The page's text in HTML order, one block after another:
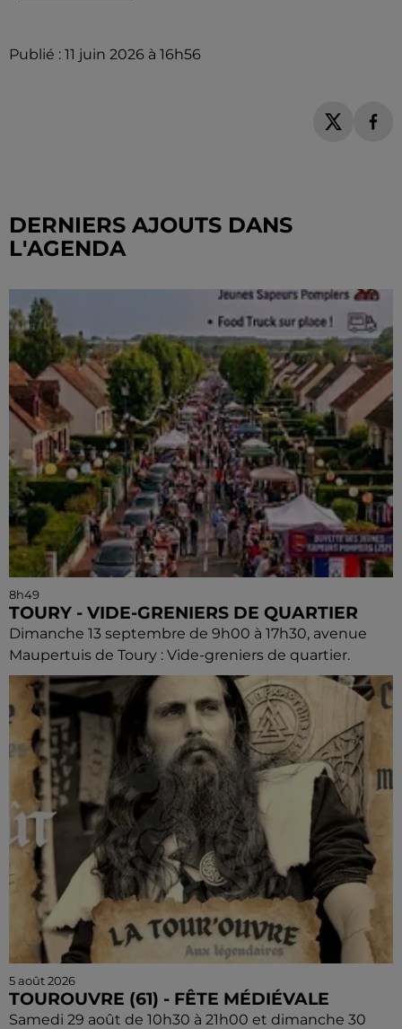
Publié : 11 juin 2026 à 16h56
DERNIERS AJOUTS DANS
L'AGENDA
8h49
TOURY - VIDE-GRENIERS DE QUARTIER
Dimanche 13 septembre de 9h00 à 17h30, avenue
Maupertuis de Toury : Vide-greniers de quartier.
5 août 2026
TOUROUVRE (61) - FÊTE MÉDIÉVALE
Samedi 29 août de 10h30 à 21h00 et dimanche 30